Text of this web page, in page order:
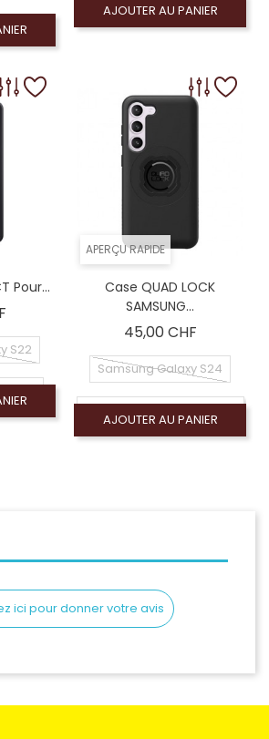
AJOUTER AU PANIER
Pour...
Prix
S22
APERÇU RAPIDE
Case QUAD LOCK
SAMSUNG...
45,00 CHFPrix
Samsung Galaxy S24
AJOUTER AU PANIER
ici pour donner votre avis